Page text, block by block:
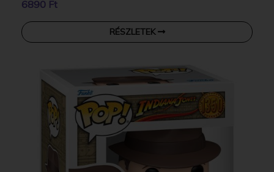
6890 Ft
RÉSZLETEK